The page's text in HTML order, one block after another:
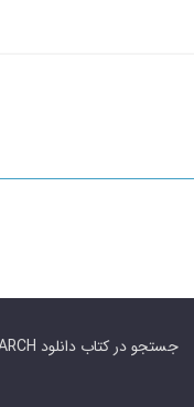
SEARCH جستجو در کتاب دانلود